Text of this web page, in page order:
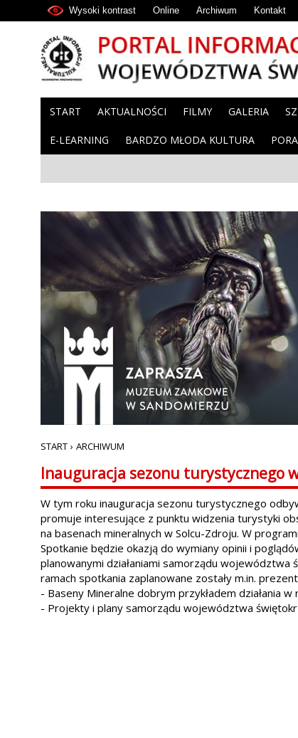
Wysoki kontrast Online Archiwum Kontakt
START AKTUALNOŚCI FILMY GALERIA
E-LEARNING BARDZO MŁODA KULTURA
START › ARCHIWUM
Inauguracja sezonu turystycznego
W tym roku inauguracja sezonu turystycznego
promuje interesujące z punktu widzenia turystyki
na basenach mineralnych w Solcu-Zdroju. W
Spotkanie będzie okazją do wymiany opinii i
planowanymi działaniami samorządu
ramach spotkania zaplanowane zostały m.in.
- Baseny Mineralne dobrym przykładem działania
- Projekty i plany samorządu województwa